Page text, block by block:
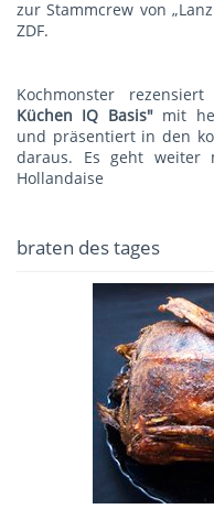
zur Stammcrew von
ZDF.
Kochmonster
Küchen IQ Basis" mit
und präsentiert in den
daraus. Es geht weiter
Hollandaise
braten des tages